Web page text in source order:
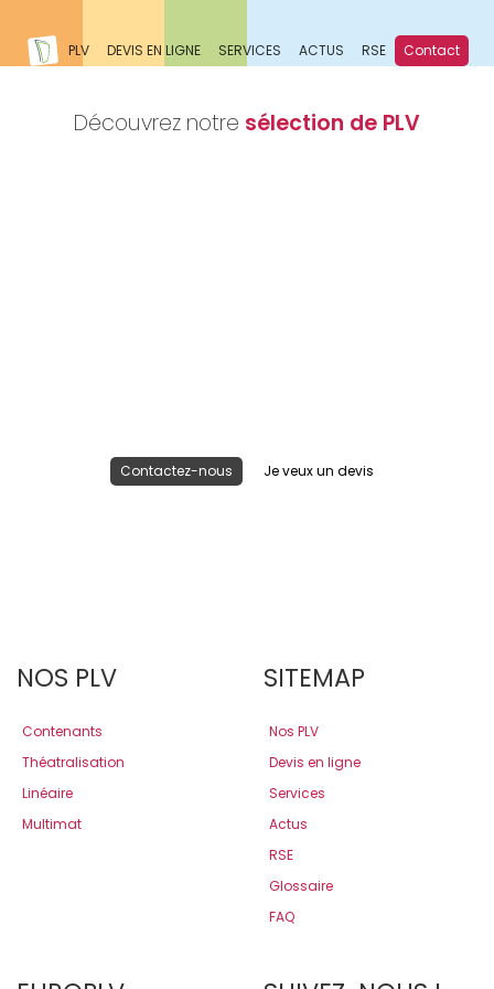
PLV DEVIS EN LIGNE SERVICES ACTUS RSE Contact
Découvrez notre sélection de PLV
Contactez-nous Je veux un devis
NOS PLV
Contenants
Théatralisation
Linéaire
Multimat
SITEMAP
Nos PLV
Devis en ligne
Services
Actus
RSE
Glossaire
FAQ